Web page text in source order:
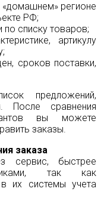
«домашнем» регионе
РФ;
по списку товаров;
артикулу
сроков поставки,
предложений,
После сравнения
вы можете
заказы.
заказа
сервис, быстрее
так как
их системы учета